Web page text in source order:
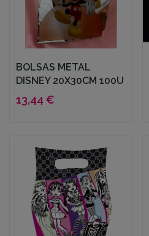
BOLSAS METAL
DISNEY 20X30CM 100U
13,44 €